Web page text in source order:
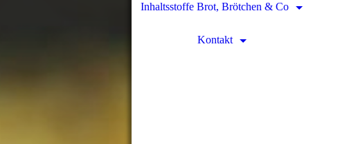
Inhaltsstoffe Brot, Brötchen & Co
Kontakt